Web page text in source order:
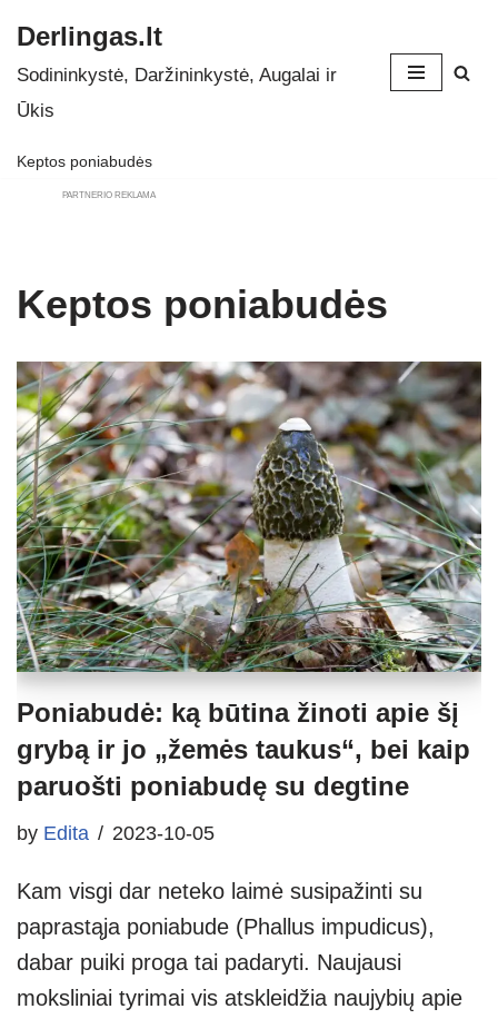
Skip
to
Derlingas.lt
Sodininkystė, Daržininkystė, Augalai ir
Ūkis
Keptos poniabudės
PARTNERIO REKLAMA
Keptos poniabudės
Poniabudė: ką būtina žinoti apie šį
grybą ir jo „žemės taukus“, bei kaip
paruošti poniabudę su degtine
by Edita 2023-10-05
Kam visgi dar neteko laimė susipažinti su
paprastąja poniabude (Phallus impudicus),
dabar puiki proga tai padaryti. Naujausi
moksliniai tyrimai vis atskleidžia naujybių apie